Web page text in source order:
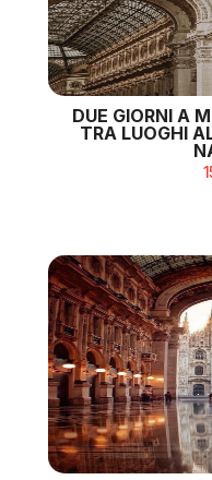
DUE GIORNI A
TRA LUOGHI